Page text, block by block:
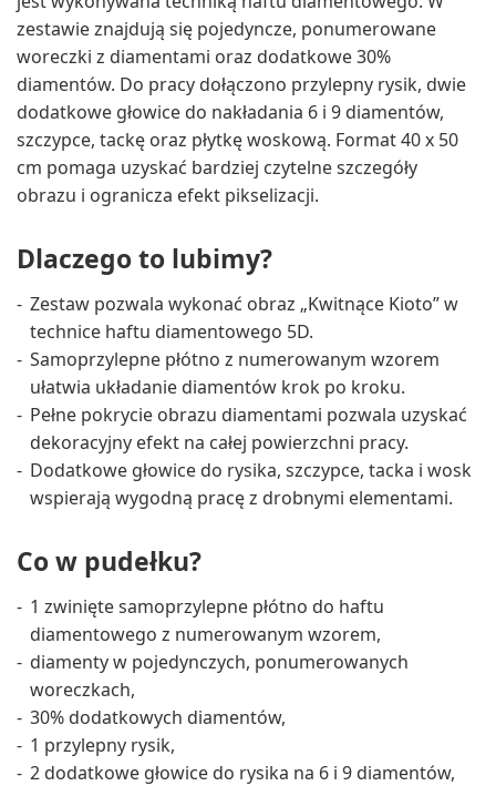
zestawie znajdują się pojedyncze, ponumerowane
woreczki z diamentami oraz dodatkowe 30%
diamentów. Do pracy dołączono przylepny rysik, dwie
dodatkowe głowice do nakładania 6 i 9 diamentów,
szczypce, tackę oraz płytkę woskową. Format 40 x 50
cm pomaga uzyskać bardziej czytelne szczegóły
obrazu i ogranicza efekt pikselizacji.
Dlaczego to lubimy?
Zestaw pozwala wykonać obraz „Kwitnące Kioto” w
technice haftu diamentowego 5D.
Samoprzylepne płótno z numerowanym wzorem
ułatwia układanie diamentów krok po kroku.
Pełne pokrycie obrazu diamentami pozwala uzyskać
dekoracyjny efekt na całej powierzchni pracy.
Dodatkowe głowice do rysika, szczypce, tacka i wosk
wspierają wygodną pracę z drobnymi elementami.
Co w pudełku?
1 zwinięte samoprzylepne płótno do haftu
diamentowego z numerowanym wzorem,
diamenty w pojedynczych, ponumerowanych
woreczkach,
30% dodatkowych diamentów,
1 przylepny rysik,
2 dodatkowe głowice do rysika na 6 i 9 diamentów,